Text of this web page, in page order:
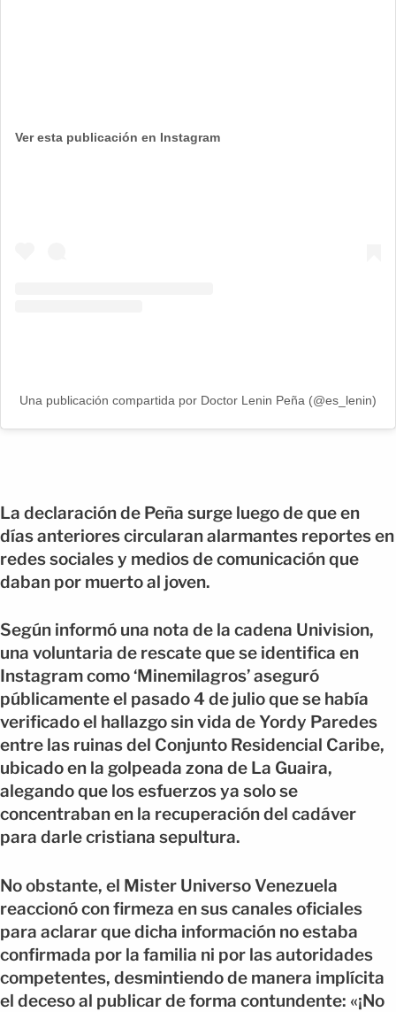
Ver esta publicación en Instagram
Una publicación compartida por Doctor Lenin Peña (@es_lenin)
La declaración de Peña surge luego de que en
días anteriores circularan alarmantes reportes en
redes sociales y medios de comunicación que
daban por muerto al joven.
Según informó una nota de la cadena Univision,
una voluntaria de rescate que se identifica en
Instagram como ‘Minemilagros’ aseguró
públicamente el pasado 4 de julio que se había
verificado el hallazgo sin vida de Yordy Paredes
entre las ruinas del Conjunto Residencial Caribe,
ubicado en la golpeada zona de La Guaira,
alegando que los esfuerzos ya solo se
concentraban en la recuperación del cadáver
para darle cristiana sepultura.
No obstante, el Mister Universo Venezuela
reaccionó con firmeza en sus canales oficiales
para aclarar que dicha información no estaba
confirmada por la familia ni por las autoridades
competentes, desmintiendo de manera implícita
el deceso al publicar de forma contundente: «¡No